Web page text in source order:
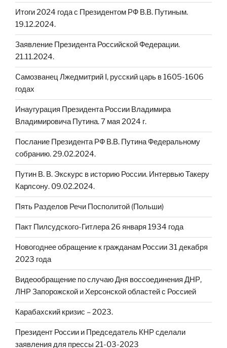
Итоги 2024 года с Президентом РФ В.В. Путиным.
19.12.2024.
Заявление Президента Российской Федерации.
21.11.2024.
Cамозванец Лжедмитрий I, русский царь в 1605-1606
годах
Инаугурация Президента России Владимира
Владимировича Путина. 7 мая 2024 г.
Послание Президента РФ В.В. Путина Федеральному
собранию. 29.02.2024.
Путин В. В. Экскурс в историю России. Интервью Такеру
Карлсону. 09.02.2024.
Пять Разделов Речи Посполитой (Польши)
Пакт Пилсудского-Гитлера 26 января 1934 года
Новогоднее обращение к гражданам России 31 декабря
2023 года
Видеообращение по случаю Дня воссоединения ДНР,
ЛНР Запорожской и Херсонской областей с Россией
Карабахский кризис – 2023.
Президент России и Председатель КНР сделали
заявления для прессы 21-03-2023